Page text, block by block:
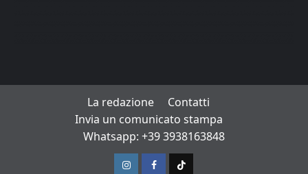
La redazione
Contatti
Invia un comunicato stampa
Whatsapp: +39 3938163848